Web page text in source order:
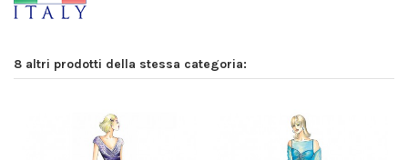
8 altri prodotti della stessa categoria: